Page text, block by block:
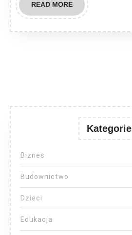
READ MOREREAD
MORE
Kategorie
Biznes
Budownictwo
Dzieci
Edukacja